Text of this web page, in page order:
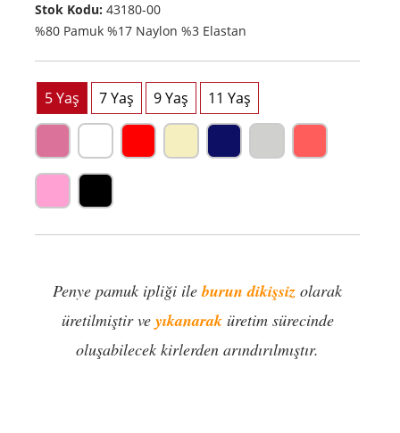
Stok Kodu: 43180-00
%80 Pamuk %17 Naylon %3 Elastan
Penye pamuk ipliği ileburun dikişsiz olarak
üretilmiştir ve yıkanaraküretim sürecinde
oluşabilecek kirlerden arındırılmıştır.